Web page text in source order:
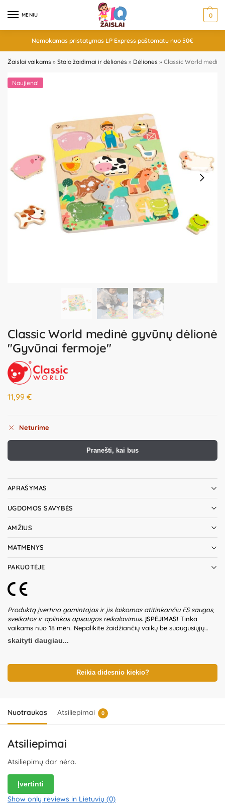
MENIU 0
Nemokamas pristatymas LP Express paštomatu nuo 50€
Žaislai vaikams » Stalo žaidimai ir dėlionės » Dėlionės » Classic World
Naujiena!
Classic World medinė gyvūnų dėlionė
"Gyvūnai fermoje"
11,99 €
Neturime
Pranešti, kai bus
APRAŠYMAS
UGDOMOS SAVYBĖS
AMŽIUS
MATMENYS
PAKUOTĖJE
Produktą įvertino gamintojas ir jis laikomas atitinkančiu ES saugos,
sveikatos ir aplinkos apsaugos reikalavimus. ĮSPĖJIMAS! Tinka
vaikams nuo 18 mėn. Nepalikite žaidžiančių vaikų be suaugusiųjų
priežiūros. Prieš naudodami žaislą patikrinkite žaislo ir detalių būklę.
Nenaudokite žaislo, jeigu kuri nors iš dalių yra pažeista. Pakuotė
dizainas ir spalvos gali nežymiai skirtis. Išsaugokite pakuotės
informaciją ateičiai. Kilmės šalis – Kinija.Gamintojas:
(Ningbo) Co., Ltd., No. 8 Xinrui Road, Wuxiang Town Industry Park,
Poland.Platintojas:UAB „Commerce plus“, Partizanų g. 66-38,
skaityti daugiau...
Reikia didesnio kiekio?
Nuotraukos Atsiliepimai 0
Atsiliepimai
Atsiliepimų dar nėra.
Įvertinti
Show only reviews in Lietuvių (0)